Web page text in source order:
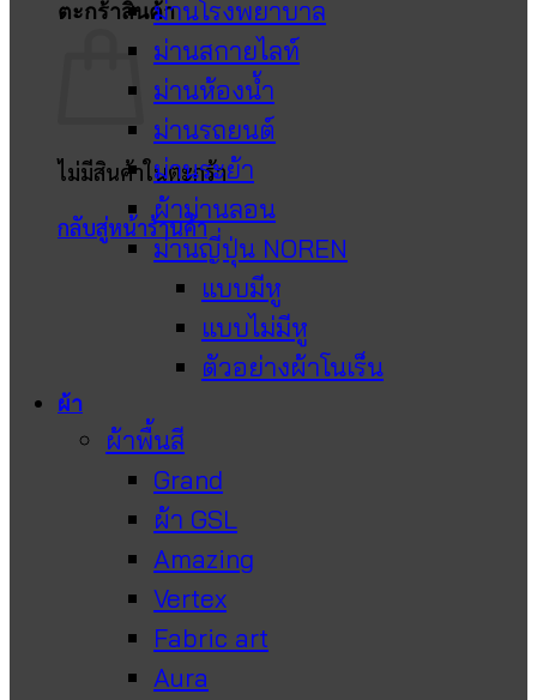
ตะกร้าสินค้า
ไม่มีสินค้าในตะกร้า
กลับสู่หน้าร้านค้า
ม่านโรงพยาบาล
ม่านสกายไลท์
ม่านห้องน้ำ
ม่านรถยนต์
ม่านระย้า
ผ้าม่านลอน
ม่านญี่ปุ่น NOREN
แบบมีหู
แบบไม่มีหู
ตัวอย่างผ้าโนเร็น
ผ้า
ผ้าพื้นสี
Grand
ผ้า GSL
Amazing
Vertex
Fabric art
Aura